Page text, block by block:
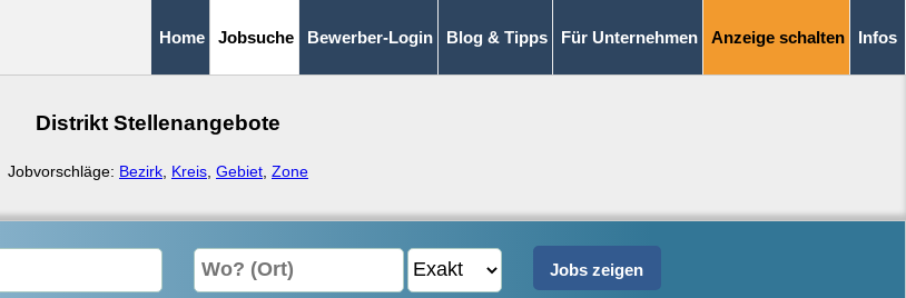
Home Jobsuche Bewerber-Login Blog & Tipps Für Unternehmen Anzeige schalten Infos
Distrikt Stellenangebote
Jobvorschläge: Bezirk Kreis Gebiet Zone